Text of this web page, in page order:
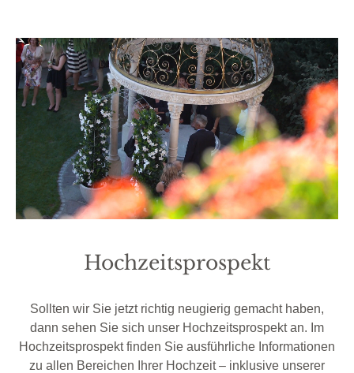
Hochzeitsprospekt
Sollten wir Sie jetzt richtig neugierig gemacht haben,
dann sehen Sie sich unser Hochzeitsprospekt an. Im
Hochzeitsprospekt finden Sie ausführliche Informationen
zu allen Bereichen Ihrer Hochzeit – inklusive unserer